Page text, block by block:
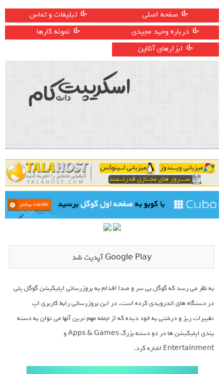
صفحه اصلی
تبلیغات و تماس
درباره وحید مجیدی
نمونه کارها
ابزارهای آنلاین
Google Play آپدیت شد
به نظر می رسد که گوگل بی سر و صدا اقدام به بروزرسانی اپلیکیشن گوگل پلی
در دستگاه های اندرویدی کرده است. در این بروزرسانی رابط کاربری اپ
تغییرات ریز و درشتی به خود دیده که از جمله مهم ترین آنها می توان به دسته
بندی اپلیکیشن ها در دو دسته بزرگ Apps & Games و
Entertainment اشاره کرد.